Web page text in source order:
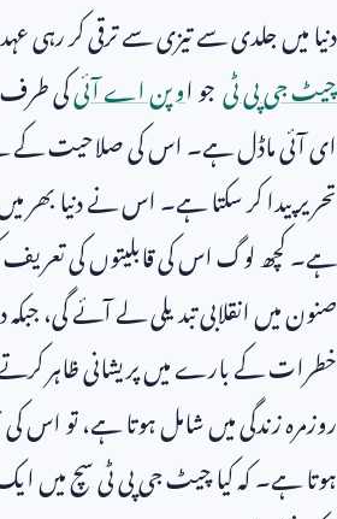
دنیا میں جلدی سے تیزی سے ترقی کر رہی
چیٹ جی پی ٹیجو اوپن اے آئیکی طرف
ای آئی ماڈل ہے۔ اس کی صلاحیت کے
تحریر پیدا کر سکتا ہے۔ اس نے دنیا بھر میں
ہے۔ کچھ لوگ اس کی قابلیتوں کی
صنون میں انقلابی تبدیلی لے آئے گی،
خطرات کے بارے میں پریشانی ظاہر
روزمرہ زندگی میں شامل ہوتا ہے، تو اس
ہوتا ہے۔ کہ کیا چیٹ جی پی ٹی سچ میں